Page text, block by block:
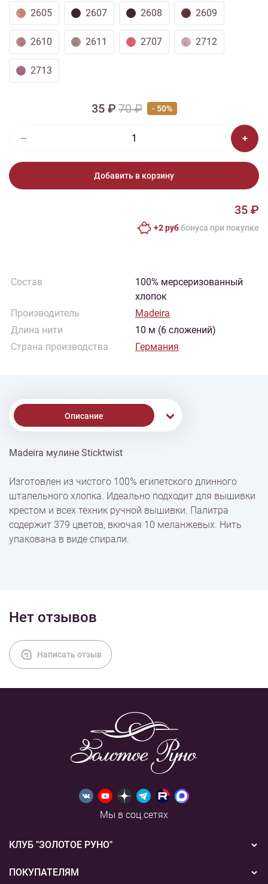
2605 2607 2608 2609
2610 2611 2707 2712
2713
35 ₽70 ₽ - 50%
Добавить в корзину
35 ₽
+2 руббонусa при покупке
Состав
100% мерсеризованный
хлопок
Производитель
Madeira
Длина нити
10 м (6 сложений)
Страна производства
Германия
Описание
% Скидки
Доставка
Оплата
Madeira мулине Sticktwist
Изготовлен из чистого 100% египетского длинного
штапельного хлопка. Идеально подходит для вышивки
крестом и всех техник ручной вышивки. Палитра
содержит 379 цветов, вкючая 10 меланжевых. Нить
упакована в виде спирали.
Нет отзывов
Написать отзыв
Мы в соц.сетях
КЛУБ "ЗОЛОТОЕ РУНО"
Новости
ПОКУПАТЕЛЯМ